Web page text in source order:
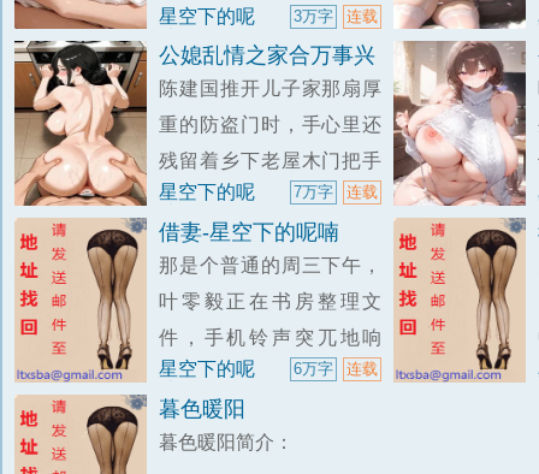
的光斑。粉笔灰在光柱里
缓慢浮动，像某种无声的
仪式。柳卿棠站在讲台
后，白色衬衫的纽扣系到
最上面一颗，藏青色西装
裤的裤腿笔直垂落，遮住
脚踝。她的声音平稳而清
星空下的呢
连载
3万字
公媳乱情之家合万事兴
陈建国推开儿子家那扇厚
重的防盗门时，手心里还
残留着乡下老屋木门把手
上粗糙的触感。屋里扑面
而来的暖气让他有些不适
应。不是老家那种烧煤炉
子带点烟味的暖，而是干
净得几乎没有气味的、从
墙壁里渗出来的温热。他
站在玄
星空下的呢
连载
7万字
借妻-星空下的呢喃
那是个普通的周三下午，
叶零毅正在书房整理文
件，手机铃声突兀地响
起。来电显示是吕小肃，
一个极少主动联系的号
码。
星空下的呢
连载
6万字
暮色暖阳
暮色暖阳简介：